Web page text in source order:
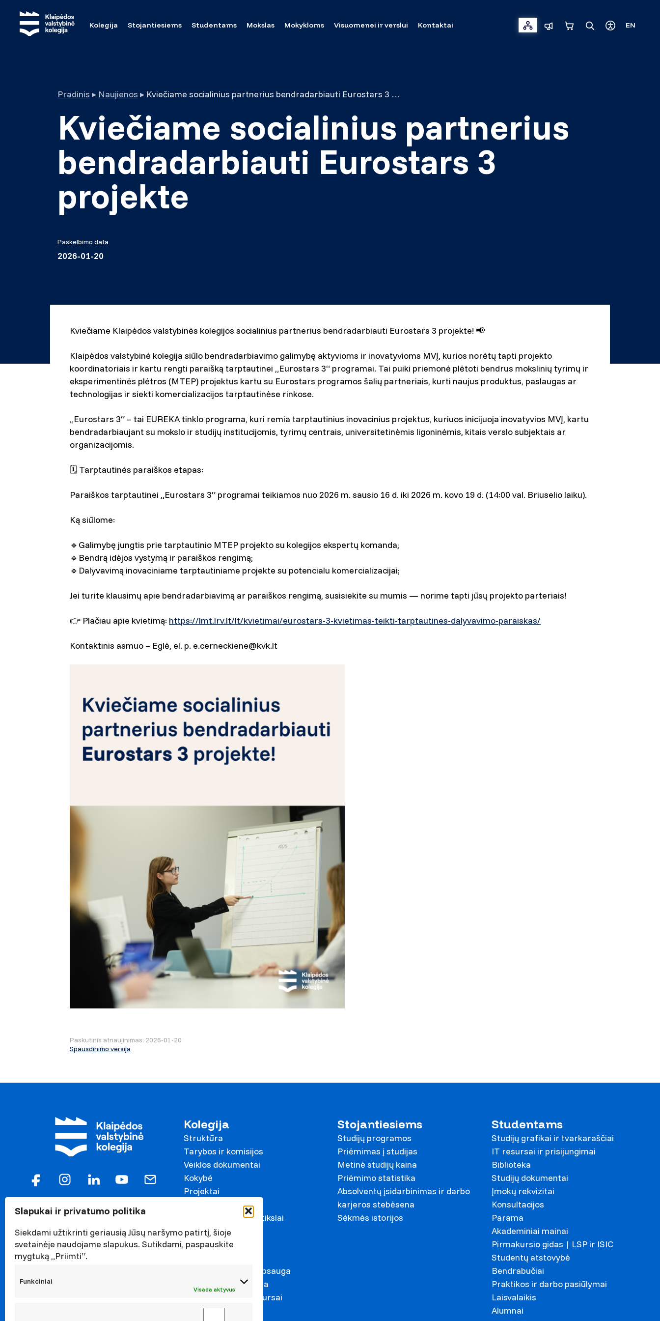
Slapukai ir privatumo politika
Siekdami užtikrinti geriausią Jūsų naršymo patirtį, šioje
svetainėje naudojame slapukus. Sutikdami, paspauskite
mygtuką „Priimti“.
Funkciniai
Visada aktyvus
Kolegija Stojantiesiems Studentams Mokslas Mokykloms Visuomenei ir verslui Kontaktai EN
Pradinis ▸ Naujienos ▸ Kviečiame socialinius partnerius bendradarbiauti Eurostars 3 projekte
Kviečiame socialinius partnerius
bendradarbiauti Eurostars 3
projekte
Paskelbimo data
2026-01-20
Kviečiame Klaipėdos valstybinės kolegijos socialinius partnerius bendradarbiauti Eurostars 3 projekte! 📢
Klaipėdos valstybinė kolegija siūlo bendradarbiavimo galimybę aktyvioms ir inovatyvioms MVĮ, kurios norėtų tapti projekto
koordinatoriais ir kartu rengti paraišką tarptautinei „Eurostars 3“ programai. Tai puiki priemonė plėtoti bendrus mokslinių tyrimų ir
eksperimentinės plėtros (MTEP) projektus kartu su Eurostars programos šalių partneriais, kurti naujus produktus, paslaugas ar
technologijas ir siekti komercializacijos tarptautinėse rinkose.
„Eurostars 3“ – tai EUREKA tinklo programa, kuri remia tarptautinius inovacinius projektus, kuriuos inicijuoja inovatyvios MVĮ, kartu
bendradarbiaujant su mokslo ir studijų institucijomis, tyrimų centrais, universitetinėmis ligoninėmis, kitais verslo subjektais ar
organizacijomis.
🗓️ Tarptautinės paraiškos etapas:
Paraiškos tarptautinei „Eurostars 3“ programai teikiamos nuo 2026 m. sausio 16 d. iki 2026 m. kovo 19 d. (14:00 val. Briuselio laiku).
Ką siūlome:
🔹 Galimybę jungtis prie tarptautinio MTEP projekto su kolegijos ekspertų komanda;
🔹 Bendrą idėjos vystymą ir paraiškos rengimą;
🔹 Dalyvavimą inovaciniame tarptautiniame projekte su potencialu komercializacijai;
Jei turite klausimų apie bendradarbiavimą ar paraiškos rengimą, susisiekite su mumis — norime tapti jūsų projekto parteriais!
👉 Plačiau apie kvietimą: https://lmt.lrv.lt/lt/kvietimai/eurostars-3-kvietimas-teikti-tarptautines-dalyvavimo-paraiskas/
Kontaktinis asmuo – Eglė, el. p. e.cerneckiene@kvk.lt
Paskutinis atnaujinimas: 2026-01-20
Spausdinimo versija
Kolegija
Struktūra
Tarybos ir komisijos
Veiklos dokumentai
Kokybė
Projektai
Darnaus vystymosi tikslai
Naujienos
Renginiai
Asmens duomenų apsauga
Korupcijos prevencija
Atestavimas ir konkursai
Stojantiesiems
Studijų programos
Priėmimas į studijas
Metinė studijų kaina
Priėmimo statistika
Absolventų įsidarbinimas ir darbo
karjeros stebėsena
Sėkmės istorijos
Studentams
Studijų grafikai ir tvarkaraščiai
IT resursai ir prisijungimai
Biblioteka
Studijų dokumentai
Įmokų rekvizitai
Konsultacijos
Parama
Akademiniai mainai
Pirmakursio gidas | LSP ir ISIC
Studentų atstovybė
Bendrabučiai
Praktikos ir darbo pasiūlymai
Laisvalaikis
Alumnai